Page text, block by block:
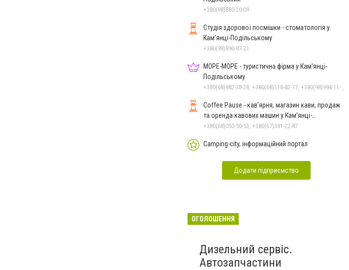
+380(98)880-20-09
Студія здорової посмішки - стоматологія у
Кам’янці-Подільському
+380(98)890-87-21
МОРЕ-МОРЕ - туристична фірма у Кам’янці-
Подільському
+380(68)882-38-28, +380(68)118-82-77, +380(98)994-11-24
Coffee Pause - кав’ярня, магазин кави, продаж
та оренда кавових машин у Кам’янці-
Подільському
+380(68)050-50-53, +380(67)381-22-87
Camping-city, інформаційний портал
Додати підприємство
ОГОЛОШЕННЯ
Дизельний сервіс.
Автозапчастини